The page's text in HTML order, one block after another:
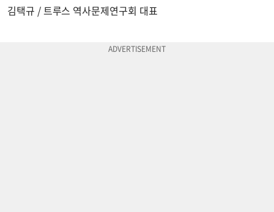
김택규 / 트루스 역사문제연구회 대표